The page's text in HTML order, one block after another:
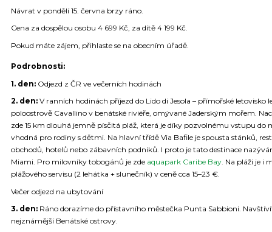
Návrat v pondělí 15. června brzy ráno.
Cena za dospělou osobu 4 699 Kč, za dítě 4 199 Kč.
Pokud máte zájem, přihlaste se na obecním úřadě.
Podrobnosti:
1. den: Odjezd z ČR ve večerních hodinách
2. den: V ranních hodinách příjezd do Lido di Jesola – přímořské letovisko
poloostrově Cavallino v benátské riviéře, omývané Jaderským mořem.
zde 15 km dlouhá jemně písčitá pláž, která je díky pozvolnému vstupu do
vhodná pro rodiny s dětmi. Na hlavní třídě Via Bafile je spousta stánků,
obchodů, hotelů nebo zábavních podniků. I proto je tato destinace
Miami. Pro milovníky tobogánů je zde aquapark Caribe Bay. Na pláži je i
plážového servisu (2 lehátka + slunečník) v ceně cca 15–23 €.
Večer odjezd na ubytování
3. den: Ráno dorazíme do přístavního městečka Punta Sabbioni.
nejznámější Benátské ostrovy.